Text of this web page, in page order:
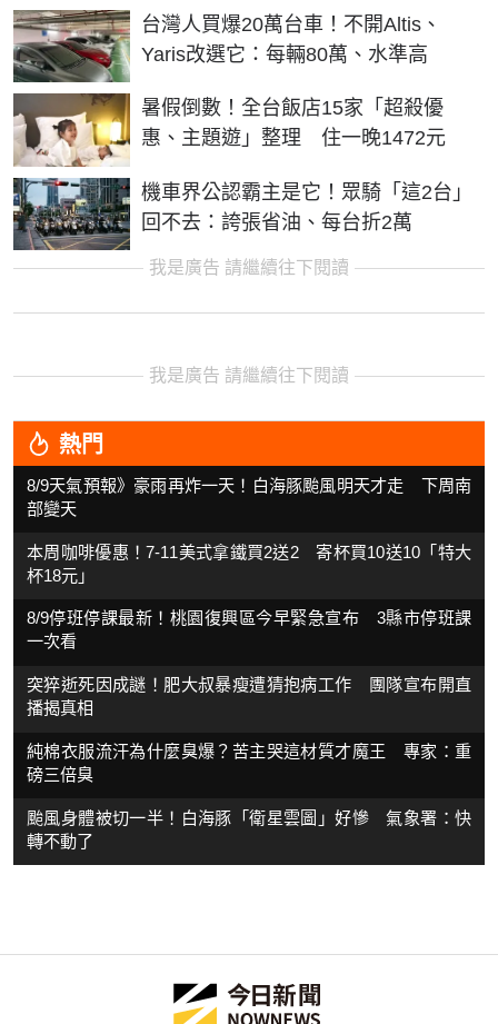
台灣人買爆20萬台車！不開Altis、
Yaris改選它：每輛80萬、水準高
暑假倒數！全台飯店15家「超殺優
惠、主題遊」整理 住一晚1472元
機車界公認霸主是它！眾騎「這2台」
回不去：誇張省油、每台折2萬
我是廣告 請繼續往下閱讀
我是廣告 請繼續往下閱讀
熱門
8/9天氣預報》豪雨再炸一天！白海豚颱風明天才走 下周南
部變天
本周咖啡優惠！7-11美式拿鐵買2送2 寄杯買10送10「特大
杯18元」
8/9停班停課最新！桃園復興區今早緊急宣布 3縣市停班課
一次看
突猝逝死因成謎！肥大叔暴瘦遭猜抱病工作 團隊宣布開直
播揭真相
純棉衣服流汗為什麼臭爆？苦主哭這材質才魔王 專家：重
磅三倍臭
颱風身體被切一半！白海豚「衛星雲圖」好慘 氣象署：快
轉不動了